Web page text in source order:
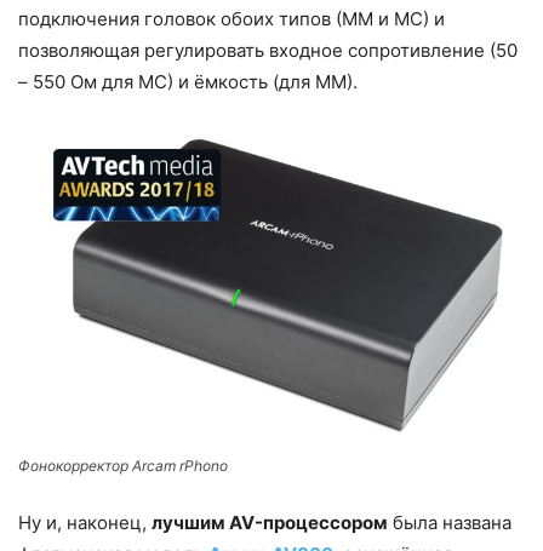
подключения головок обоих типов (ММ и МС) и
позволяющая регулировать входное сопротивление (50
– 550 Ом для МС) и ёмкость (для ММ).
Фонокорректор Arcam rPhono
Ну и, наконец, лучшим AV-процессором была названа